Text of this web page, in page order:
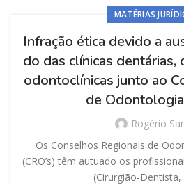
MATÉRIAS
Infração ética devido a
do das clínicas
odontoclínicas junto ao
de
Rogério
Os Conselhos Regionais de
(CRO’s) têm autuado os
(Cirurgião-Dentista,